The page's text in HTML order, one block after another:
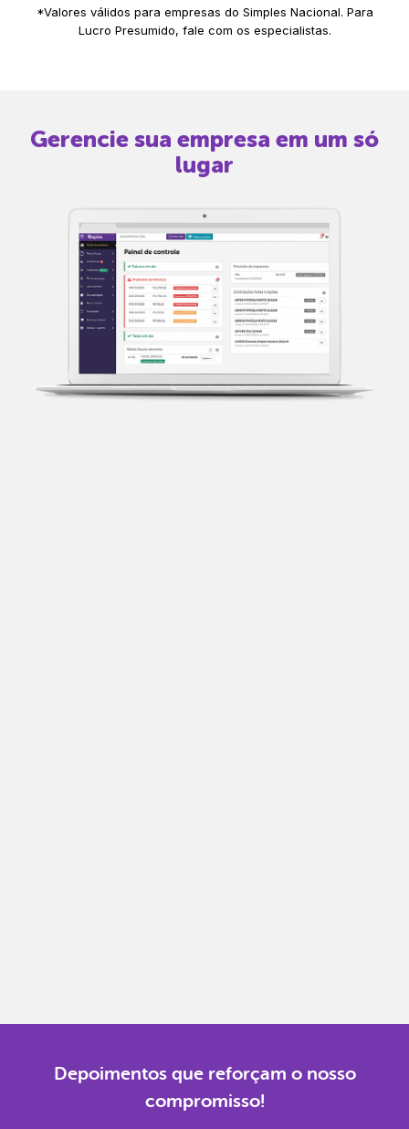
*Valores válidos para empresas do Simples Nacional. Para
Lucro Presumido, fale com os especialistas.
Gerencie sua empresa em um só
lugar
Depoimentos que reforçam o nosso
compromisso!